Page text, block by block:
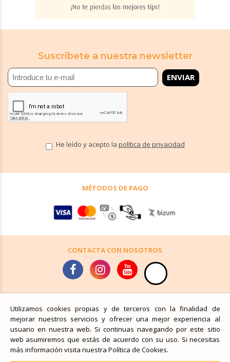
Suscríbete a nuestra newsletter
He leído y acepto la política de privacidad
MÉTODOS DE PAGO
CONTACTA CON NOSOTROS
Identificarse
Quiénes Somos
Envíos y devoluciones
Garantía de compra
Contacto
Aviso Legal
FAQ
Suscríbete a nuestra
newsletter
Utilizamos cookies propias y de terceros con la finalidad de
mejorar nuestros servicios y ofrecer una mejor experiencia al
usuario en nuestra web. Si continuas navegando por este sitio
web asumiremos que estás de acuerdo con su uso. Si necesitas
más información visita nuestra Política de Cookies.